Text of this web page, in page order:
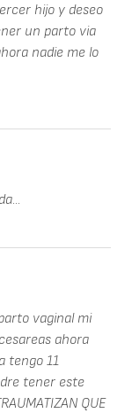
hijo y deseo
un parto via
nadie me lo
vaginal mi
ahora
tengo 11
tener este
QUE